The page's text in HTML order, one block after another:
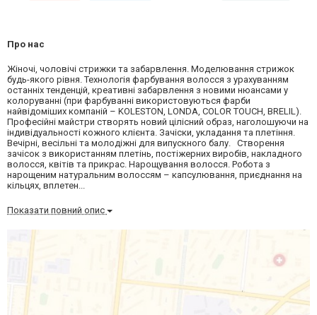
Про нас
Жіночі, чоловічі стрижки та забарвлення. Моделювання стрижок
будь-якого рівня. Технологія фарбування волосся з урахуванням
останніх тенденцій, креативні забарвлення з новими нюансами у
колоруванні (при фарбуванні використовуються фарби
найвідоміших компаній – KOLESTON, LONDA, COLOR TОUCH, BRELIL).
Професійні майстри створять новий цілісний образ, наголошуючи на
індивідуальності кожного клієнта. Зачіски, укладання та плетіння.
Вечірні, весільні та молодіжні для випускного балу. Створення
зачісок з використанням плетінь, постіжерних виробів, накладного
волосся, квітів та прикрас. Нарощування волосся. Робота з
нарощеним натуральним волоссям – капсулювання, приєднання на
кільцях, вплетен...
Показати повний опис